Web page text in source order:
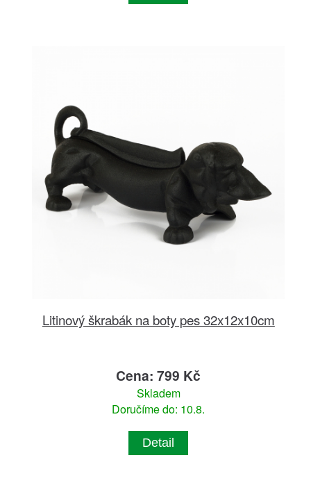
Litinový škrabák na boty pes 32x12x10cm
Cena: 799 Kč
Skladem
Doručíme do: 10.8.
Detail